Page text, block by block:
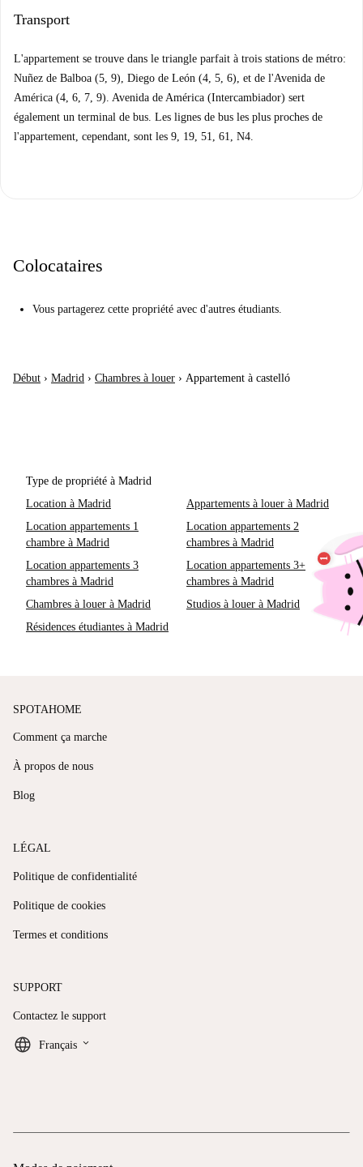
Transport
L'appartement se trouve dans le triangle parfait à trois stations de métro:
Nuñez de Balboa (5, 9), Diego de León (4, 5, 6), et de l'Avenida de
América (4, 6, 7, 9). Avenida de América (Intercambiador) sert
également un terminal de bus. Les lignes de bus les plus proches de
l'appartement, cependant, sont les 9, 19, 51, 61, N4.
Colocataires
Vous partagerez cette propriété avec d'autres étudiants.
Début › Madrid › Chambres à louer › Appartement à castelló
Type de propriété à Madrid
Location à Madrid
Appartements à louer à Madrid
Location appartements 1
chambre à Madrid
Location appartements 2
chambres à Madrid
Location appartements 3
chambres à Madrid
Location appartements 3+
chambres à Madrid
Chambres à louer à Madrid
Studios à louer à Madrid
Résidences étudiantes à Madrid
SPOTAHOME
Comment ça marche
À propos de nous
Blog
LÉGAL
Politique de confidentialité
Politique de cookies
Termes et conditions
SUPPORT
Contactez le support
Français keyboard_arrow_down